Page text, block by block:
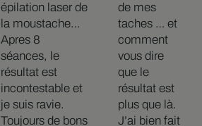
épilation laser de
la moustache…
Apres 8
séances, le
résultat est
incontestable et
je suis ravie.
Toujours de bons
de mes
taches … et
comment
vous dire
que le
résultat est
plus que là.
J’ai bien fait